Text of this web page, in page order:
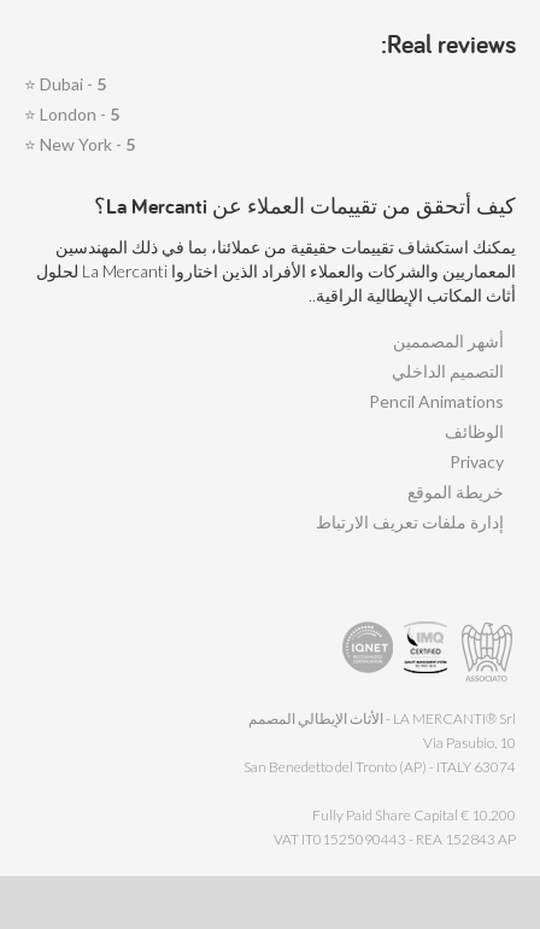
Real reviews:
Dubai - 5
⭐
London - 5
⭐
New York - 5
⭐
كيف أتحقق من تقييمات العملاء عن La Mercanti؟
يمكنك استكشاف تقييمات حقيقية من عملائنا، بما في ذلك المهندسين
المعماريين والشركات والعملاء الأفراد الذين اختاروا La Mercanti لحلول
أثاث المكاتب الإيطالية الراقية..
أشهر المصممين
التصميم الداخلي
Pencil Animations
الوظائف
Privacy
خريطة الموقع
إدارة ملفات تعريف الارتباط
LA MERCANTI® Srl - الأثاث الإيطالي المصمم
Via Pasubio, 10
63074 San Benedetto del Tronto (AP) - ITALY
Fully Paid Share Capital € 10.200
VAT IT01525090443 - REA 152843 AP